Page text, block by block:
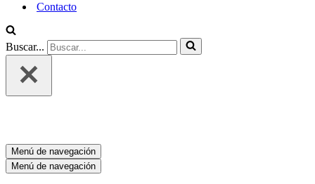
Contacto
Buscar...
Menú de navegación
Menú de navegación